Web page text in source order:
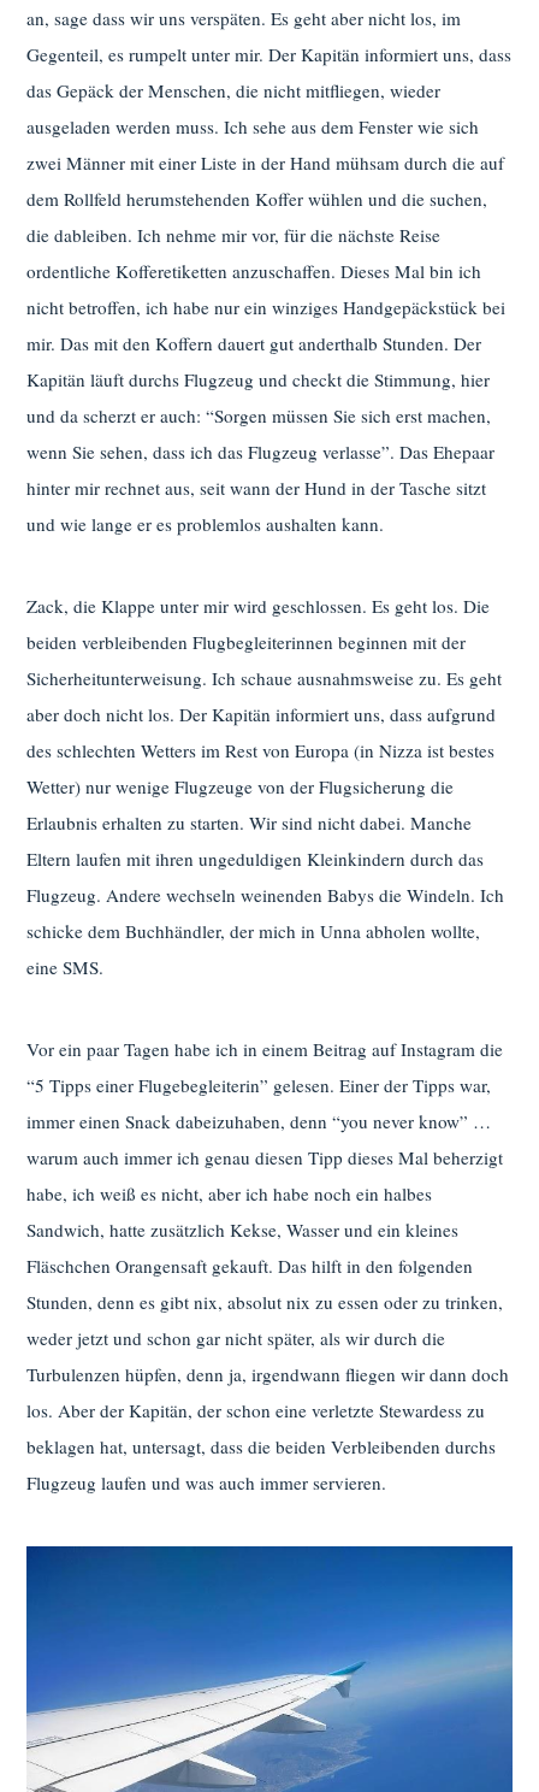
an, sage dass wir uns verspäten. Es geht aber nicht los, im
Gegenteil, es rumpelt unter mir. Der Kapitän informiert uns, dass
das Gepäck der Menschen, die nicht mitfliegen, wieder
ausgeladen werden muss. Ich sehe aus dem Fenster wie sich
zwei Männer mit einer Liste in der Hand mühsam durch die auf
dem Rollfeld herumstehenden Koffer wühlen und die suchen,
die dableiben. Ich nehme mir vor, für die nächste Reise
ordentliche Kofferetiketten anzuschaffen. Dieses Mal bin ich
nicht betroffen, ich habe nur ein winziges Handgepäckstück bei
mir. Das mit den Koffern dauert gut anderthalb Stunden. Der
Kapitän läuft durchs Flugzeug und checkt die Stimmung, hier
und da scherzt er auch: “Sorgen müssen Sie sich erst machen,
wenn Sie sehen, dass ich das Flugzeug verlasse”. Das Ehepaar
hinter mir rechnet aus, seit wann der Hund in der Tasche sitzt
und wie lange er es problemlos aushalten kann.
Zack, die Klappe unter mir wird geschlossen. Es geht los. Die
beiden verbleibenden Flugbegleiterinnen beginnen mit der
Sicherheitunterweisung. Ich schaue ausnahmsweise zu. Es geht
aber doch nicht los. Der Kapitän informiert uns, dass aufgrund
des schlechten Wetters im Rest von Europa (in Nizza ist bestes
Wetter) nur wenige Flugzeuge von der Flugsicherung die
Erlaubnis erhalten zu starten. Wir sind nicht dabei. Manche
Eltern laufen mit ihren ungeduldigen Kleinkindern durch das
Flugzeug. Andere wechseln weinenden Babys die Windeln. Ich
schicke dem Buchhändler, der mich in Unna abholen wollte,
eine SMS.
Vor ein paar Tagen habe ich in einem Beitrag auf Instagram die
“5 Tipps einer Flugebegleiterin” gelesen. Einer der Tipps war,
immer einen Snack dabeizuhaben, denn “you never know” …
warum auch immer ich genau diesen Tipp dieses Mal beherzigt
habe, ich weiß es nicht, aber ich habe noch ein halbes
Sandwich, hatte zusätzlich Kekse, Wasser und ein kleines
Fläschchen Orangensaft gekauft. Das hilft in den folgenden
Stunden, denn es gibt nix, absolut nix zu essen oder zu trinken,
weder jetzt und schon gar nicht später, als wir durch die
Turbulenzen hüpfen, denn ja, irgendwann fliegen wir dann doch
los. Aber der Kapitän, der schon eine verletzte Stewardess zu
beklagen hat, untersagt, dass die beiden Verbleibenden durchs
Flugzeug laufen und was auch immer servieren.